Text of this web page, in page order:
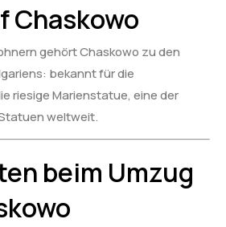
Chaskowo
gehört Chaskowo zu den
bekannt für die
riesige Marienstatue, eine der
weltweit.
beim Umzug